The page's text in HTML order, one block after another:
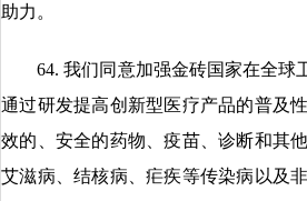
助力。
64. 我们同意加强金砖国家在全球
通过研发提高创新型医疗产品的普及
效的、安全的药物、疫苗、诊断和其
艾滋病、结核病、疟疾等传染病以及